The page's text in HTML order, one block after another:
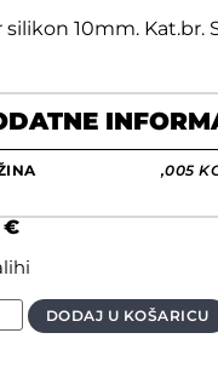
silikon 10mm. Kat.br.
,005
€
DODAJ U KOŠARICU